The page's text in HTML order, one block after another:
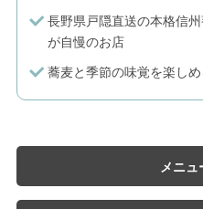
長野県戸隠直送の本格信
が自慢のお店
蕎麦と季節の味覚を楽し
メニ